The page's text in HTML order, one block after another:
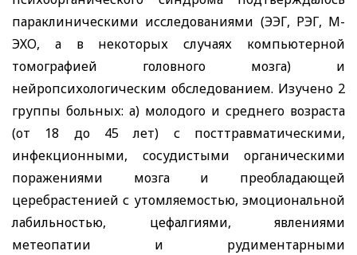
параклиническими исследованиями (ЭЭГ, РЭГ, М-
ЭХО, а в некоторых случаях компьютерной
томографией головного мозга) и
нейропсихологическим обследованием. Изучено 2
группы больных: а) молодого и среднего возраста
(от 18 до 45 лет) с посттравматическими,
инфекционными, сосудистыми органическими
поражениями мозга и преобладающей
церебрастенией с утомляемостью, эмоциональной
лабильностью, цефалгиями, явлениями
метеопатии и рудиментарными